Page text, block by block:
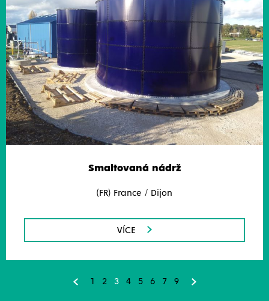
Smaltovaná nádrž
(FR) France / Dijon
VÍCE
1 2 3 4 5 6 7 9